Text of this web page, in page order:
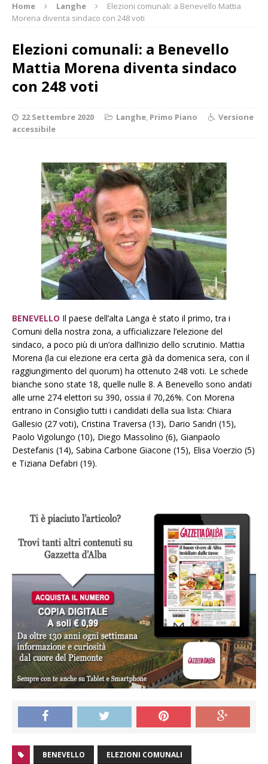
Home Langhe
Elezioni comunali: a Benevello Mattia
Morena diventa sindaco con 248 voti
Elezioni comunali: a Benevello
Mattia Morena diventa sindaco
con 248 voti
22 Settembre 2020 Langhe, Primo Piano
Versione
accessibile
BENEVELLO Il paese dell’alta Langa è stato il primo, tra i
Comuni della nostra zona, a ufficializzare l’elezione del
sindaco, a poco più di un’ora dall’inizio dello scrutinio. Mattia
Morena (la cui elezione era certa già da domenica sera, con il
raggiungimento del quorum) ha ottenuto 248 voti. Le schede
bianche sono state 18, quelle nulle 8. A Benevello sono andati
alle urne 274 elettori su 390, ossia il 70,26%. Con Morena
entrano in Consiglio tutti i candidati della sua lista: Chiara
Gallesio (27 voti), Cristina Traversa (13), Dario Sandri (15),
Paolo Vigolungo (10), Diego Massolino (6), Gianpaolo
Destefanis (14), Sabina Carbone Giacone (15), Elisa Voerzio (5)
e Tiziana Defabri (19).
BENEVELLO ELEZIONI COMUNALI